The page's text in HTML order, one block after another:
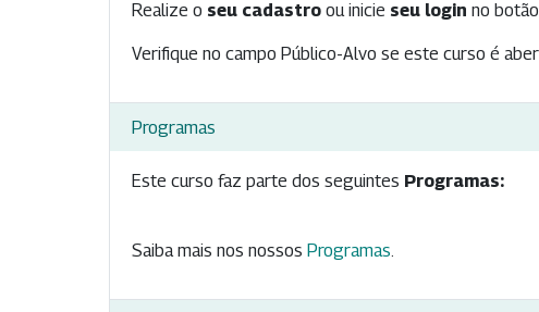
Realize o seu cadastro ou inicie seu login no botão
Verifique no campo Público-Alvo se este curso é
Programas
Este curso faz parte dos seguintes Programas:
Saiba mais nos nossos Programas.